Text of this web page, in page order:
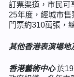
訂票渠道，市民可
25年度，經城市
門票約310萬張，
其他香港表演場地
香港藝術中心於